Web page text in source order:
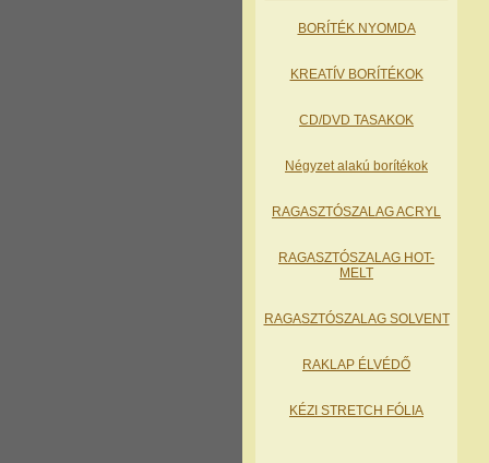
BORÍTÉK NYOMDA
KREATÍV BORÍTÉKOK
CD/DVD TASAKOK
Négyzet alakú borítékok
RAGASZTÓSZALAG ACRYL
RAGASZTÓSZALAG HOT-
MELT
RAGASZTÓSZALAG SOLVENT
RAKLAP ÉLVÉDŐ
KÉZI STRETCH FÓLIA